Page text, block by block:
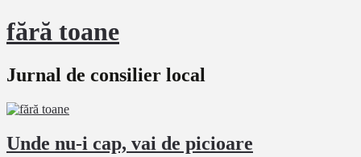
fără toane
Jurnal de consilier local
Unde nu-i cap, vai de picioare